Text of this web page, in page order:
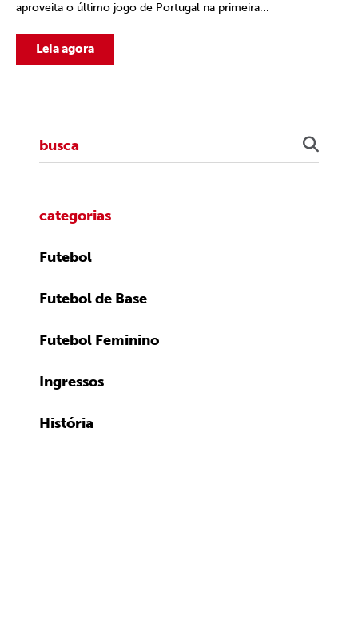
aproveita o último jogo de Portugal na primeira...
Leia agora
categorias
Futebol
Futebol de Base
Futebol Feminino
Ingressos
História